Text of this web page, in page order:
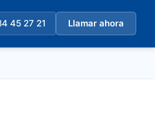
45 27 21 Llamar ahora